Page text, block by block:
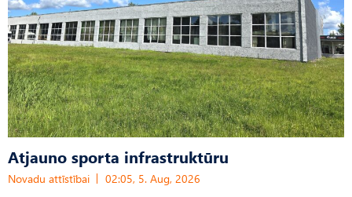
Atjauno sporta infrastruktūru
Novadu attīstībai 02:05, 5. Aug, 2026